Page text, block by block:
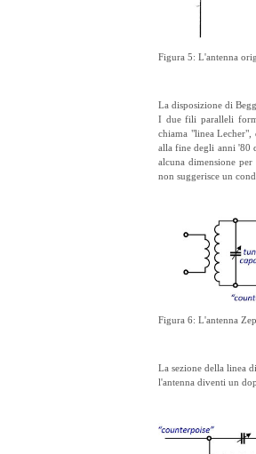
Figura 5: L'antenna
La disposizione di
I due fili paralleli
chiama "linea Lecher",
alla fine degli anni '80
alcuna dimensione
non suggerisce un
Figura 6: L'antenna
La sezione della linea
l'antenna diventi un